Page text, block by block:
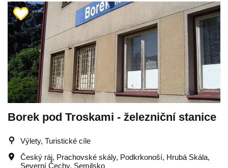
Borek pod Troskami - železniční stanice
Výlety, Turistické cíle
Český ráj, Prachovské skály, Podkrkonoší, Hrubá Skála,
Severní Čechy, Semilsko